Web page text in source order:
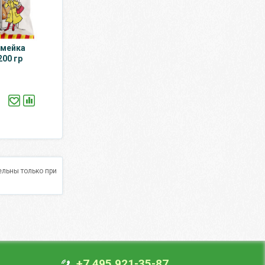
гр
только при